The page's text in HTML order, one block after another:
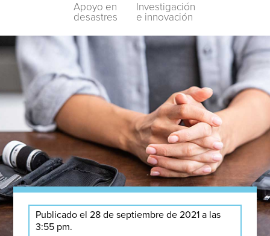
Apoyo en
desastres
Investigación
e innovación
Publicado el 28 de septiembre de 2021 a las
3:55 pm.